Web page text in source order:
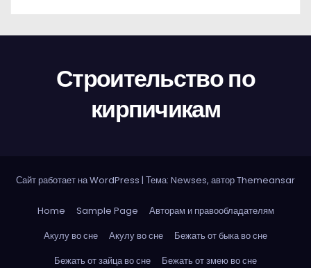
Строительство по
кирпичикам
Сайт работает на WordPress | Тема: Newses, авторThemeansar
Home Sample Page
Авторам и правообладателям
Акулу во сне
Акулу во сне
Бежать от быка во сне
Бежать от зайца во сне
Бежать от змею во сне